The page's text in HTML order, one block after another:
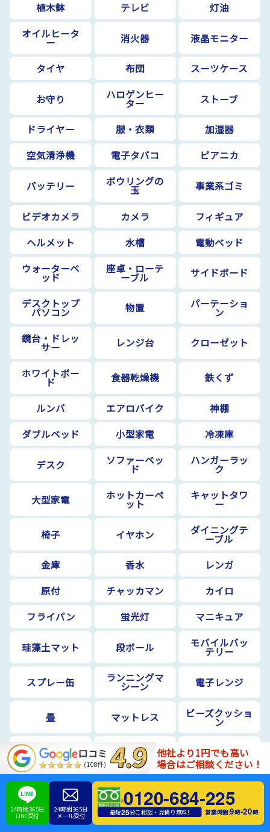
植木鉢 テレビ
灯油
オイルヒータ
ー 消火器 液晶モニター
タイヤ 布団 スーツケース
お守り ハロゲンヒー
ター ストーブ
ドライヤー 服・衣類
加湿器
空気清浄機
電子タバコ ピアニカ
バッテリー ボウリングの
玉 事業系ゴミ
ビデオカメラ カメラ
フィギュア
ヘルメット
水槽
電動ベッド
ウォーターベ
ッド
座卓・ローテ
ーブル サイドボード
デスクトップ
パソコン 物置 パーテーショ
ン
鏡台・ドレッ
サー レンジ台 クローゼット
ホワイトボー
ド 食器乾燥機 鉄くず
ルンバ エアロバイク
神棚
ダブルベッド
小型家電 冷凍庫
デスク ソファーベッ
ド
ハンガーラッ
ク
大型家電 ホットカーペ
ット
キャットタワ
ー
椅子 イヤホン ダイニングテ
ーブル
金庫
香水
レンガ
原付
チャッカマン
カイロ
フライパン
蛍光灯 マニキュア
珪藻土マット 段ボール モバイルバッ
テリー
スプレー缶 ランニングマ
シーン 電子レンジ
畳 マットレス ビーズクッショ
ン
ピアノ
衣類乾燥機
電動自転車
庭石
土
電化製品
扇風機
洗濯機
物干し竿
電子ピアノ・エ
口コミ
(108件)
他社より1円でも高い
場合はご相談ください！
24時間365日
LINE受付
24時間365日
メール受付
0120-684-225
最短25分ご相談・見積り無料! 営業時間:9時-20時